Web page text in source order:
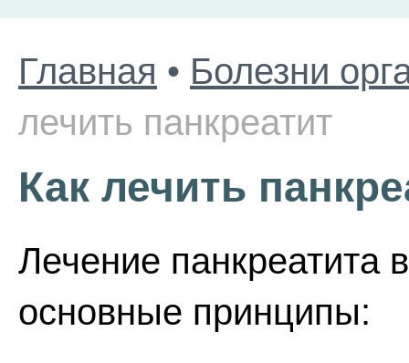
Главная • Болезни
лечить панкреатит
Как лечить
Лечение панкреатита
основные принципы: